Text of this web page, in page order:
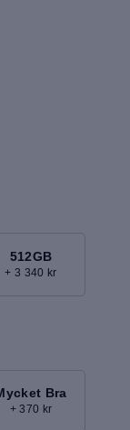
512GB
+ 3 340 kr
Bra
+ 370 kr